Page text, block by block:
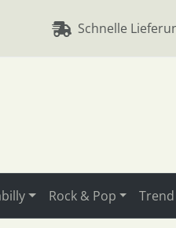
Schnelle
Rock & Pop